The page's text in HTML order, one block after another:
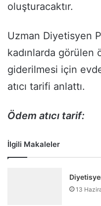
oluşturacaktır.
Uzman Diyetisyen
kadınlarda görülen
giderilmesi için
atıcı tarifi anlattı.
Ödem atıcı tarif:
İlgili Makaleler
13